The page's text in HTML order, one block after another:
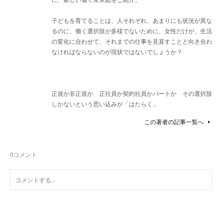
子どもを育てることは、人それぞれ、あまりにも状況が異な
るのに、働く選択肢が多様でないために、女性だけが、生活
の変化に合わせて、それまでの仕事を見直すことと向き合わ
なければならないのが現状ではないでしょうか？
正規か非正規か 正社員か契約社員かパートか その選択肢
しかないという思い込みが「はたらく」
この著者の記事一覧へ
0コメント